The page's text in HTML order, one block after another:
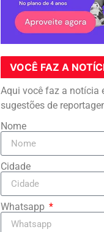
VOCÊ FAZ A
Aqui você faz a notícia
sugestões de
Nome
Cidade
Whatsapp